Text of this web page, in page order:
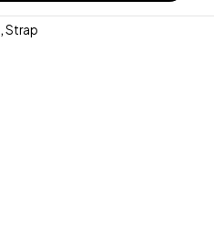
,Strap